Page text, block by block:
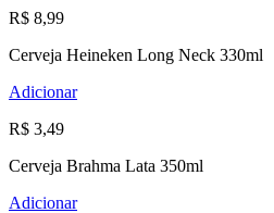
R$ 8,99
Cerveja Heineken Long Neck 330ml
Adicionar
R$ 3,49
Cerveja Brahma Lata 350ml
Adicionar